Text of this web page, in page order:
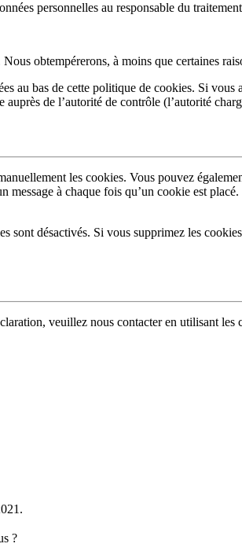
personnelles au responsable du
obtempérerons, à moins que certaines
au bas de cette politique de cookies. Si
de l’autorité de contrôle (l’autorité
les cookies. Vous pouvez
à chaque fois qu’un cookie est
désactivés. Si vous supprimez les
veuillez nous contacter en utilisant les
?